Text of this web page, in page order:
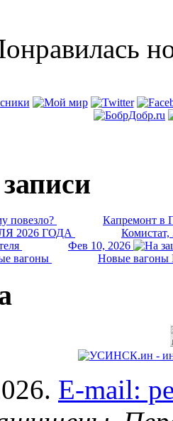
Капремонт в
Комистат,
Фев 10, 2026
Новые вагоны
E-mail: